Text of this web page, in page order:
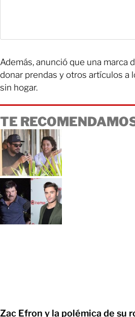
Además, anunció que una marca
donar prendas y otros artículos a
sin hogar.
TE
Zac Efron y la polémica de su